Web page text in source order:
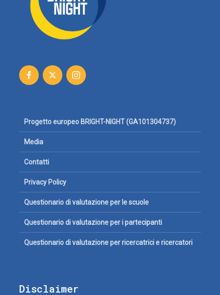
Progetto europeo BRIGHT-NIGHT (GA101304737)
Media
Contatti
Privacy Policy
Questionario di valutazione per le scuole
Questionario di valutazione per i partecipanti
Questionario di valutazione per ricercatrici e ricercatori
Disclaimer